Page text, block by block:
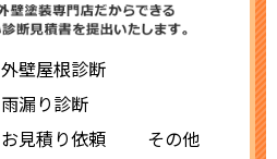
外壁屋根診断
雨漏り診断
お見積り依頼
その他